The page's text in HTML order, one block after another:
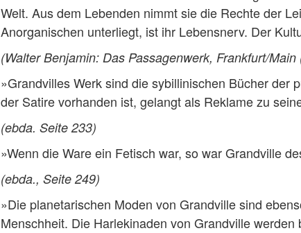
Welt. Aus dem Lebenden nimmt sie die Rechte der
Anorganischen unterliegt, ist ihr Lebensnerv. Der
(Walter Benjamin: Das Passagenwerk, Frankfurt/
»Grandvilles Werk sind die sybillinischen Bücher der
der Satire vorhanden ist, gelangt als Reklame zu
(ebda. Seite 233)
»Wenn die Ware ein Fetisch war, so war Grandville
(ebda., Seite 249)
»Die planetarischen Moden von Grandville sind
Menschheit. Die Harlekinaden von Grandville